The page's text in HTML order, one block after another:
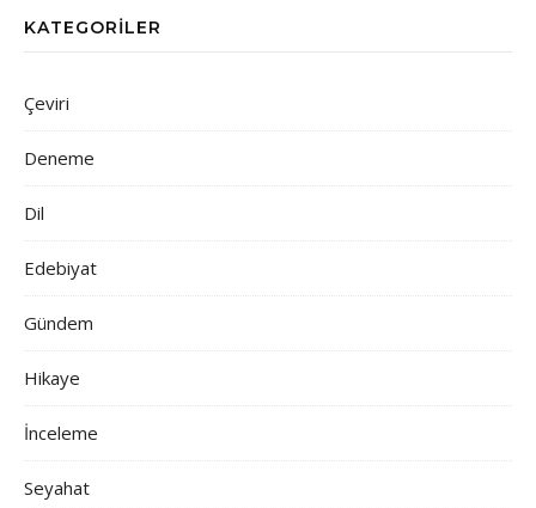
KATEGORILER
Çeviri
Deneme
Dil
Edebiyat
Gündem
Hikaye
İnceleme
Seyahat